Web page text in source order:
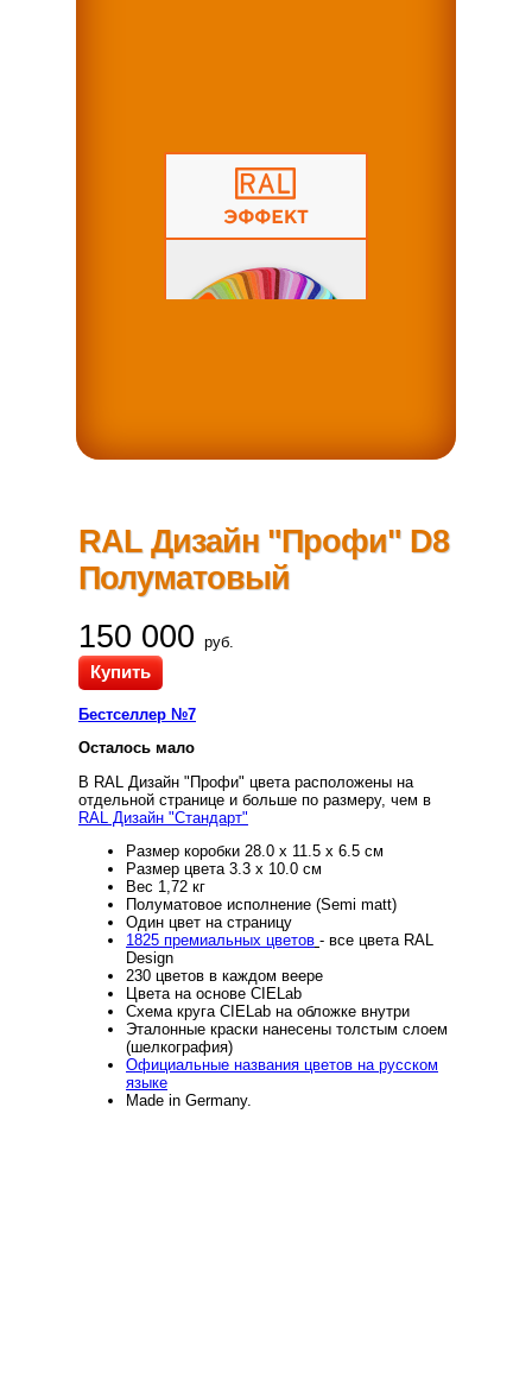
RAL Дизайн "Профи" D8
Полуматовый
150 000 руб.
Купить
Бестселлер №7
Осталось мало
В RAL Дизайн "Профи" цвета расположены на
отдельной странице и больше по размеру, чем в
RAL Дизайн "Стандарт"
Размер коробки 28.0 x 11.5 x 6.5 см
Размер цвета 3.3 x 10.0 см
Вес 1,72 кг
Полуматовое исполнение (Semi matt)
Один цвет на страницу
1825 премиальных цветов - все цвета RAL
Design
230 цветов в каждом веере
Цвета на основе CIELab
Схема круга CIELab на обложке внутри
Эталонные краски нанесены толстым слоем
(шелкография)
Официальные названия цветов на русском
языке
Made in Germany.